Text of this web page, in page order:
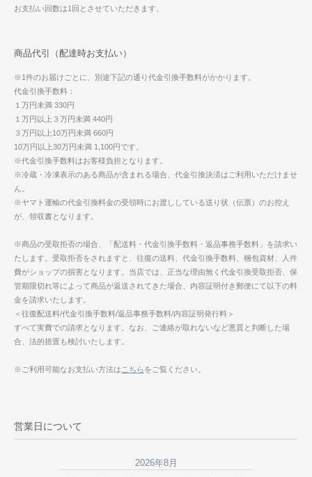
お支払い回数は1回とさせていただきます。
商品代引（配達時お支払い）
※1件のお届けごとに、別途下記の通り代金引換手数料がかかります。
代金引換手数料：
１万円未満 330円
１万円以上３万円未満 440円
３万円以上10万円未満 660円
10万円以上30万円未満 1,100円です。
※代金引換手数料はお客様負担となります。
※冷蔵・冷凍表示のある商品が含まれる場合、代金引換決済はご利用いただけませ
ん。
※ヤマト運輸の代金引換料金の受領時にお渡ししている送り状（伝票）のお控え
が、領収書となります。
※商品の受取拒否の場合、「配送料・代金引換手数料・返品事務手数料」を請求い
たします。受取拒否をされますと、往復の送料、代金引換手数料、梱包資材、人件
費がショップの損害となります。当店では、正当な理由無く代金引換受取拒否、保
管期限切れ等によって商品が返送されてきた場合、内容証明付き郵便にて以下の料
金を請求いたします。
＜往復配送料/代金引換手数料/返品事務手数料/内容証明発行料＞
すべて実費での請求となります。なお、ご連絡が取れないなど悪質と判断した場
合、法的措置も検討いたします。
※ご利用可能なお支払い方法は こちらをご覧ください。
営業日について
2026年8月